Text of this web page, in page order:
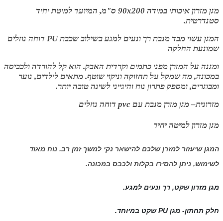
מגן מזרון איכותי במידה 90x200 ס"מ, המיועד למיטת יחיד
סטנדרטית.
המגן עשוי מבד מגבת רך ונעים למגע בשילוב שכבת PU דוחה נוזלים
שמונעת החלקה
ומגנה על המזרן מפני כתמים וקרדית האבק. הוא קל להורדה ולכביסה
במכונה, מה שמקל על תחזוקה וניקוי שוטף. מתאים לילדים, נוער
ומבוגרים, ומספק פתרון נוח והיגייני לשינה טובה יותר.
מזרונית– מגן מזרן מגבת עם pvc דוחה נוזלים
מגן מזרון למיטה יחיד
המגן שיעזור למזרן שלכם להישאר נקי למשך זמן רב. נוח מאוד
לשימוש, ניתן להסירו בקלות ולכבס במכונה.
מגן מזרון שקט, רך ונעים למגע.
חלק תחתון- מגן PU שקט במיוחד.